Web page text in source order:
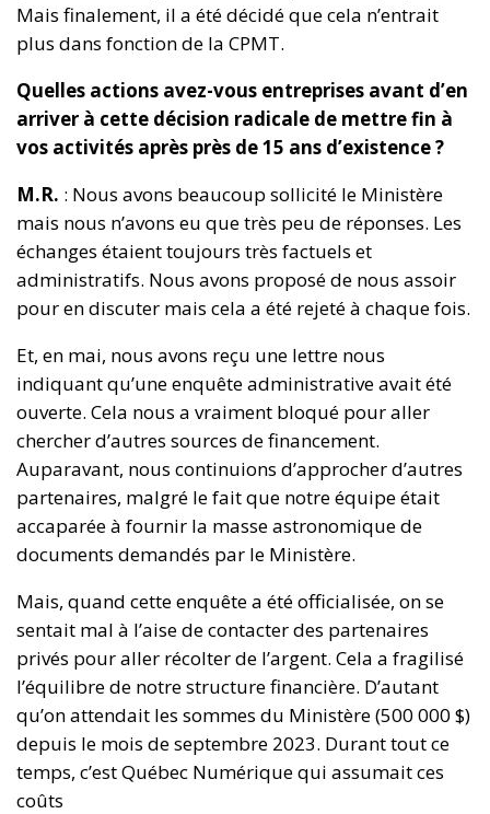
Mais finalement, il a été décidé que cela n’entrait
plus dans fonction de la CPMT.
Quelles actions avez-vous entreprises avant d’en
arriver à cette décision radicale de mettre fin à
vos activités après près de 15 ans d’existence ?
M.R. : Nous avons beaucoup sollicité le Ministère
mais nous n’avons eu que très peu de réponses. Les
échanges étaient toujours très factuels et
administratifs. Nous avons proposé de nous assoir
pour en discuter mais cela a été rejeté à chaque fois.
Et, en mai, nous avons reçu une lettre nous
indiquant qu’une enquête administrative avait été
ouverte. Cela nous a vraiment bloqué pour aller
chercher d’autres sources de financement.
Auparavant, nous continuions d’approcher d’autres
partenaires, malgré le fait que notre équipe était
accaparée à fournir la masse astronomique de
documents demandés par le Ministère.
Mais, quand cette enquête a été officialisée, on se
sentait mal à l’aise de contacter des partenaires
privés pour aller récolter de l’argent. Cela a fragilisé
l’équilibre de notre structure financière. D’autant
qu’on attendait les sommes du Ministère (500 000 $)
depuis le mois de septembre 2023. Durant tout ce
temps, c’est Québec Numérique qui assumait ces
coûts